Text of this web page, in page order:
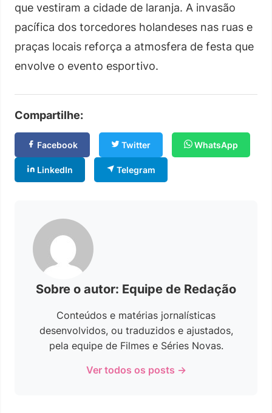
que vestiram a cidade de laranja. A invasão
pacífica dos torcedores holandeses nas ruas e
praças locais reforça a atmosfera de festa que
envolve o evento esportivo.
Compartilhe:
Facebook Twitter WhatsApp
LinkedIn Telegram
Sobre o autor: Equipe de Redação
Conteúdos e matérias jornalísticas
desenvolvidos, ou traduzidos e ajustados,
pela equipe de Filmes e Séries Novas.
Ver todos os posts →